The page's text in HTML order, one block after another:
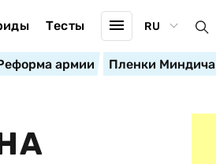
Тесты RU
армии Пленки Миндича